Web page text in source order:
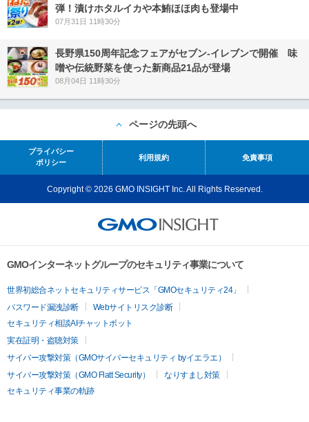
弾！漬けホタルイカや本鮪ほほ肉も登場中
07月31日 11時30分
長野県150周年記念フェアがセブン-イレブンで開催 味
噌や伝統野菜を使った新商品21品が登場
08月04日 11時30分
ページの先頭へ
プライバシー
ポリシー
利用規約 免責事項
Copyright © 2026 GMO INSIGHT Inc. All Rights Reserved.
GMOインターネットグループのセキュリティ事業について
世界初総合ネットセキュリティサービス「GMOセキュリティ24」
パスワード漏洩診断
Webサイトリスク診断
セキュリティ相談AIチャットボット
実在証明・盗聴対策
サイバー攻撃対策（GMOサイバーセキュリティ byイエラエ）
サイバー攻撃対策（GMO Flatt Security）
なりすまし対策
セキュリティ事業の軌跡